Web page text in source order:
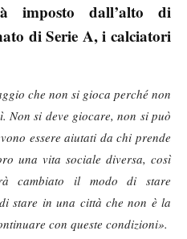
imposto dall’alto di
di Serie A, i calciatori
che non si gioca perché non
Non si deve giocare, non si può
essere aiutati da chi prende
una vita sociale diversa, così
cambiato il modo di stare
stare in una città che non è la
con queste condizioni».